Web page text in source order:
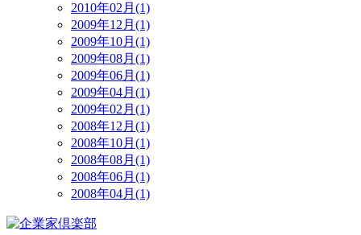
2010年02月(1)
2009年12月(1)
2009年10月(1)
2009年08月(1)
2009年06月(1)
2009年04月(1)
2009年02月(1)
2008年12月(1)
2008年10月(1)
2008年08月(1)
2008年06月(1)
2008年04月(1)